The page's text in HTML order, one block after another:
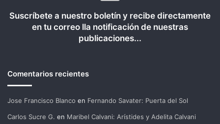
Suscríbete a nuestro boletín y recibe directamente
en tu correo lla notificación de nuestras
publicaciones...
Comentarios recientes
Jose Francisco Blanco en Fernando Savater: Puerta del Sol
Carlos Sucre G. en Maribel Calvani: Arístides y Adelita Calvani